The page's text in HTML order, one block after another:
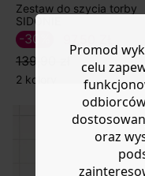
Zestaw do szycia torby
SIDONIE
139,90 zł
-30%
2 kolory
Promod
celu
oraz